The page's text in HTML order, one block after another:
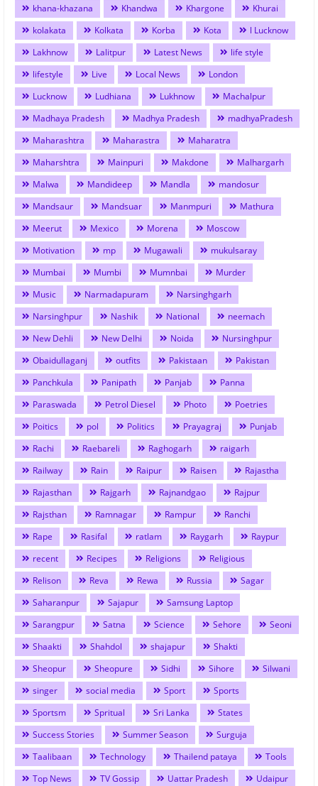
khana-khazana
Khandwa Khargone
Khurai
kolakata
Kolkata Korba Kota
l Lucknow
Lakhnow
Lalitpur Latest News
life style
lifestyle
Live Local News
London
Lucknow
Ludhiana Lukhnow
Machalpur
Madhaya Pradesh
Madhya Pradesh
madhyaPradesh
Maharashtra
Maharastra
Maharatra
Maharshtra
Mainpuri Makdone
Malhargarh
Malwa
Mandideep Mandla
mandosur
Mandsaur
Mandsuar Manmpuri
Mathura
Meerut
Mexico Morena
Moscow
Motivation
mp Mugawali
mukulsaray
Mumbai
Mumbi Mumnbai
Murder
Music
Narmadapuram
Narsinghgarh
Narsinghpur
Nashik National
neemach
New Dehli
New Delhi Noida
Nursinghpur
Obaidullaganj
outfits Pakistaan
Pakistan
Panchkula
Panipath Panjab
Panna
Paraswada
Petrol Diesel Photo
Poetries
Poitics
pol Politics Prayagraj
Punjab
Rachi
Raebareli Raghogarh
raigarh
Railway
Rain Raipur Raisen
Rajastha
Rajasthan
Rajgarh Rajnandgao
Rajpur
Rajsthan
Ramnagar Rampur
Ranchi
Rape
Rasifal ratlam Raygarh
Raypur
recent
Recipes Religions
Religious
Relison
Reva Rewa Russia
Sagar
Saharanpur
Sajapur
Samsung Laptop
Sarangpur
Satna Science Sehore
Seoni
Shaakti
Shahdol shajapur
Shakti
Sheopur
Sheopure Sidhi Sihore
Silwani
singer
social media Sport
Sports
Sportsm
Spritual Sri Lanka
States
Success Stories
Summer Season
Surguja
Taalibaan
Technology Thailend pataya
Tools
Top News
TV Gossip Uattar Pradesh
Udaipur